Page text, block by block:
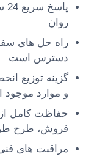
صفحه نمایش فیلم
صفحه نمایش LED شفاف
صفحه نمایش LED پرنده پهپادی
روان
دسترس است
گزینه توزیع
و موارد موجود
حفاظت کامل
فروش، طرح
مراقبت های